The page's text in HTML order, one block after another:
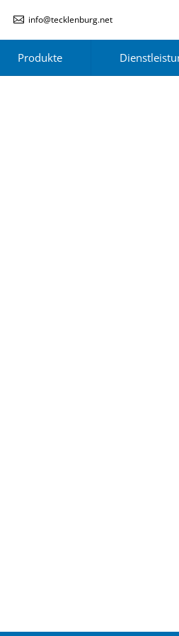
info@tecklenburg.net
Produkte